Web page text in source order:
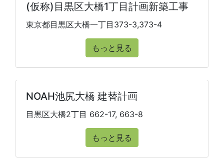
(仮称)目黒区大橋1丁目計画新築工事
東京都目黒区大橋一丁目373-3,373-4
もっと見る
NOAH池尻大橋 建替計画
目黒区大橋2丁目 662-17, 663-8
もっと見る